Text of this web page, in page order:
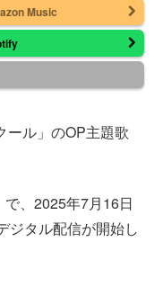
Music
ール」のOP主題歌
で、2025年7月16日
ジタル配信が開始し